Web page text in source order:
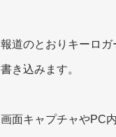
報道のとおりキーロ
書き込みます。
画面キャプチャやPC